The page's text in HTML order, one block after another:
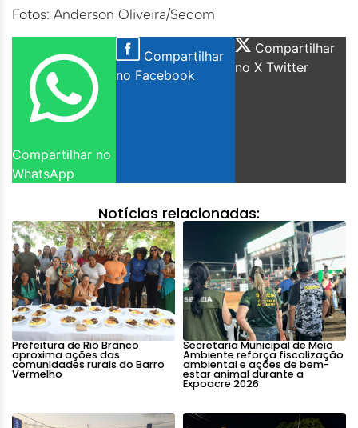
Fotos: Anderson Oliveira/Secom
Compartilhar no
WhatsApp
Compartilhar
no Facebook
Compartilhar
no X Twitter
Notícias relacionadas:
Prefeitura de Rio Branco
aproxima ações das
comunidades rurais do Barro
Vermelho
Secretaria Municipal de Meio
Ambiente reforça fiscalização
ambiental e ações de bem-
estar animal durante a
Expoacre 2026